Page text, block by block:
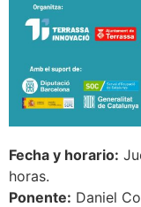
Fecha y horario:
horas.
Ponente: Daniel